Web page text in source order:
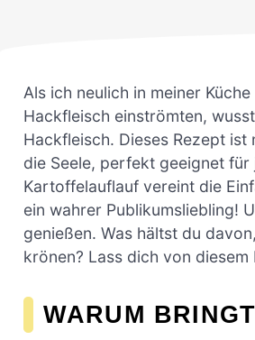
Als ich neulich in meiner
Hackfleisch einströmten,
Hackfleisch. Dieses Rezept
die Seele, perfekt geeignet
Kartoffelauflauf vereint die
ein wahrer Publikumsliebling!
genießen. Was hältst du
krönen? Lass dich von diesem
WARUM